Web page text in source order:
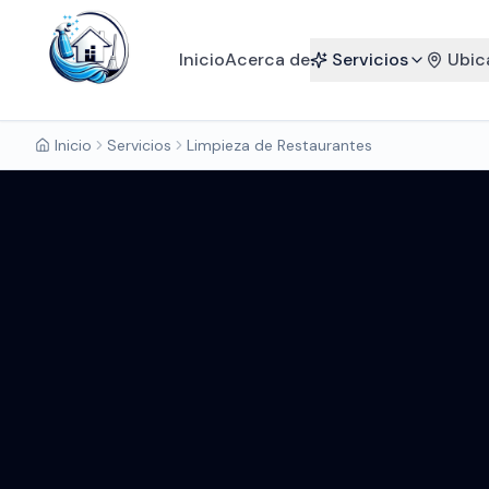
InicioAcerca de Servicios
Inicio Servicios Limpieza de Restaurantes